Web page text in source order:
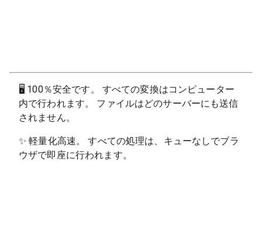
🖥 100％安全です。 すべての変換はコンピューター
内で行われます。 ファイルはどのサーバーにも送信
されません。
✨軽量化高速。 すべての処理は、キューなしでブラ
ウザで即座に行われます。